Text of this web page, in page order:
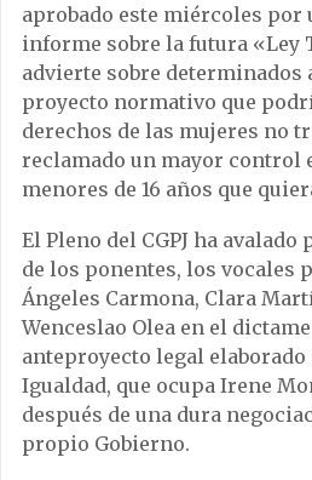
aprobado este miércoles por
informe sobre la futura «Ley
advierte sobre determinados
proyecto normativo que
derechos de las mujeres no
reclamado un mayor control
menores de 16 años que
El Pleno del CGPJ ha
de los ponentes, los vocales
Ángeles Carmona, Clara
Wenceslao Olea en el
anteproyecto legal
Igualdad, que ocupa Irene
después de una dura
propio Gobierno.